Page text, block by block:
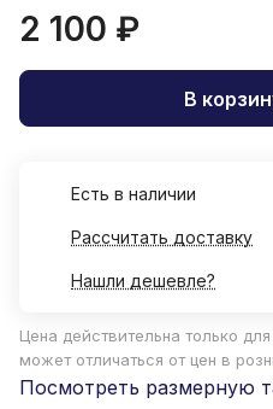
2 100 ₽
В
Есть в наличии
Рассчитать доставку
Нашли дешевле?
Цена действительна только
может отличаться от цен в
Посмотреть размерную